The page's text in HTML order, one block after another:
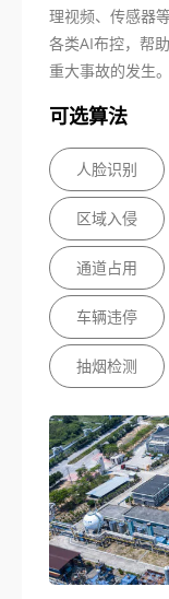
理视频、传感器
各类AI布控，帮
重大事故的发生。
可选算法
人脸识别
区域入侵
通道占用
车辆违停
抽烟检测